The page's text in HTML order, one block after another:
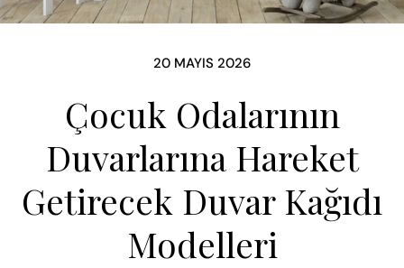
20 MAYIS 2026
Çocuk Odalarının
Duvarlarına Hareket
Getirecek Duvar Kağıdı
Modelleri